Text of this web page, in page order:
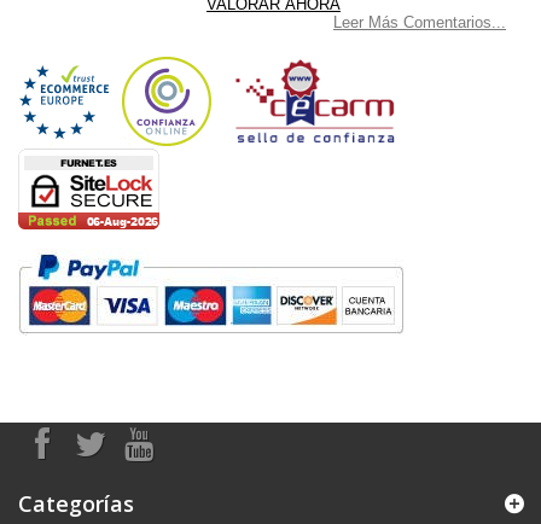
Leer Más Comentarios...
Categorías